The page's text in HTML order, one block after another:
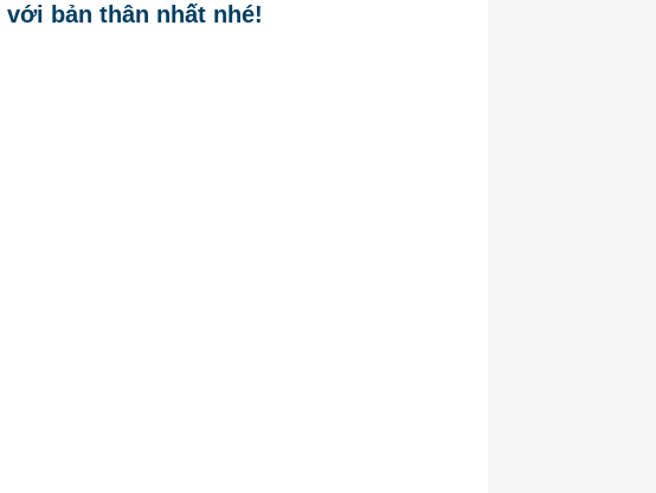
bản thân nhất nhé!